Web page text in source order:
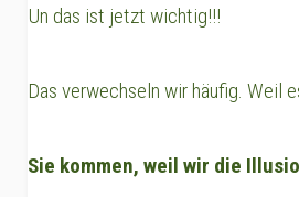
Un das ist jetzt wichtig!!!
Das verwechseln wir häufig. Weil
Sie kommen, weil wir die